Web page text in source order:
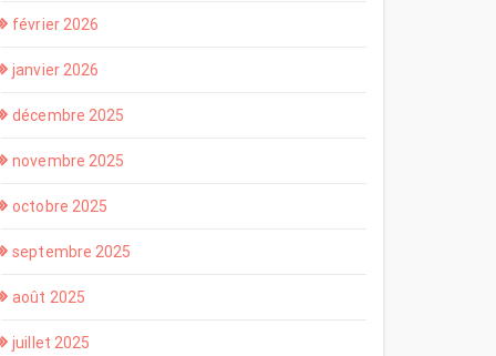
février 2026
janvier 2026
décembre 2025
novembre 2025
octobre 2025
septembre 2025
août 2025
juillet 2025